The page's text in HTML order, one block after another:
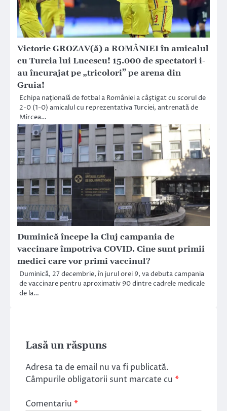
Victorie GROZAV(ă) a ROMÂNIEI în amicalul
cu Turcia lui Lucescu! 15.000 de spectatori i-
au încurajat pe „tricolori” pe arena din
Gruia!
Echipa naţională de fotbal a României a câştigat cu scorul de
2-0 (1-0) amicalul cu reprezentativa Turciei, antrenată de
Mircea…
Duminică începe la Cluj campania de
vaccinare împotriva COVID. Cine sunt primii
medici care vor primi vaccinul?
Duminică, 27 decembrie, în jurul orei 9, va debuta campania
de vaccinare pentru aproximativ 90 dintre cadrele medicale
de la…
Lasă un răspuns
Adresa ta de email nu va fi publicată.
Câmpurile obligatorii sunt marcate cu *
Comentariu *